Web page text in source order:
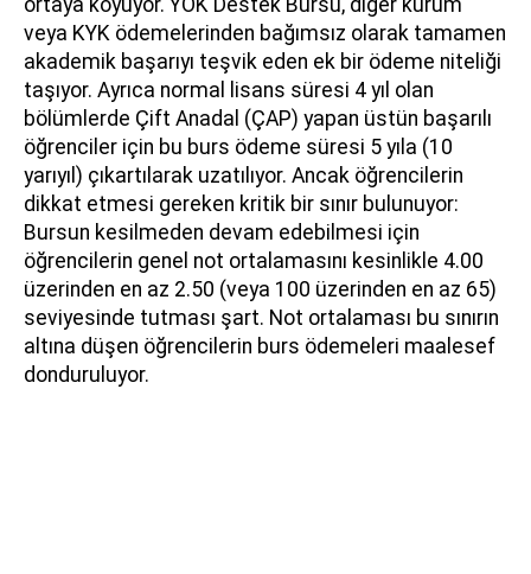
ortaya koyuyor. YÖK Destek Bursu, diğer kurum
veya KYK ödemelerinden bağımsız olarak tamamen
akademik başarıyı teşvik eden ek bir ödeme niteliği
taşıyor. Ayrıca normal lisans süresi 4 yıl olan
bölümlerde Çift Anadal (ÇAP) yapan üstün başarılı
öğrenciler için bu burs ödeme süresi 5 yıla (10
yarıyıl) çıkartılarak uzatılıyor. Ancak öğrencilerin
dikkat etmesi gereken kritik bir sınır bulunuyor:
Bursun kesilmeden devam edebilmesi için
öğrencilerin genel not ortalamasını kesinlikle 4.00
üzerinden en az 2.50 (veya 100 üzerinden en az 65)
seviyesinde tutması şart. Not ortalaması bu sınırın
altına düşen öğrencilerin burs ödemeleri maalesef
donduruluyor.